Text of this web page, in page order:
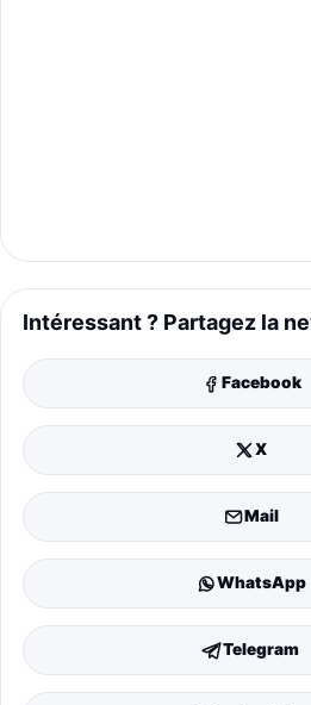
Intéressant ? Partagez la
Facebook
X
Mail
WhatsApp
Telegram